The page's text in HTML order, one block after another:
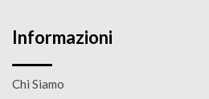
Informazioni
Chi Siamo